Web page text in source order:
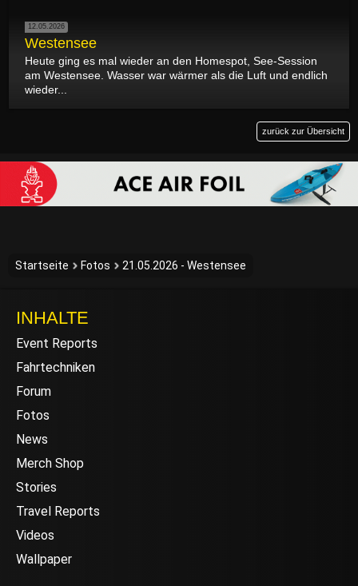
12.05.2026
Westensee
Heute ging es mal wieder an den Homespot, See-Session
am Westensee. Wasser war wärmer als die Luft und endlich
wieder...
zurück zur Übersicht
Startseite Fotos 21.05.2026 - Westensee
INHALTE
Event Reports
Fahrtechniken
Forum
Fotos
News
Merch Shop
Stories
Travel Reports
Videos
Wallpaper